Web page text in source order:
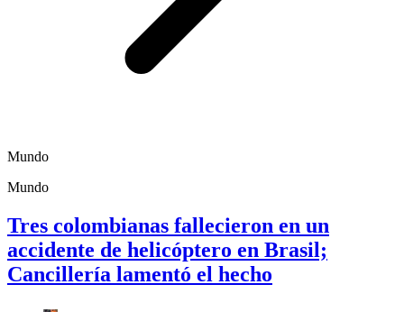
Mundo
Mundo
Tres colombianas fallecieron en un
accidente de helicóptero en Brasil;
Cancillería lamentó el hecho